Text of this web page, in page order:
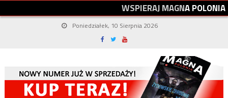
WSPIERAJMAGNAPOLONIA
Poniedziałek, 10 Sierpnia 2026